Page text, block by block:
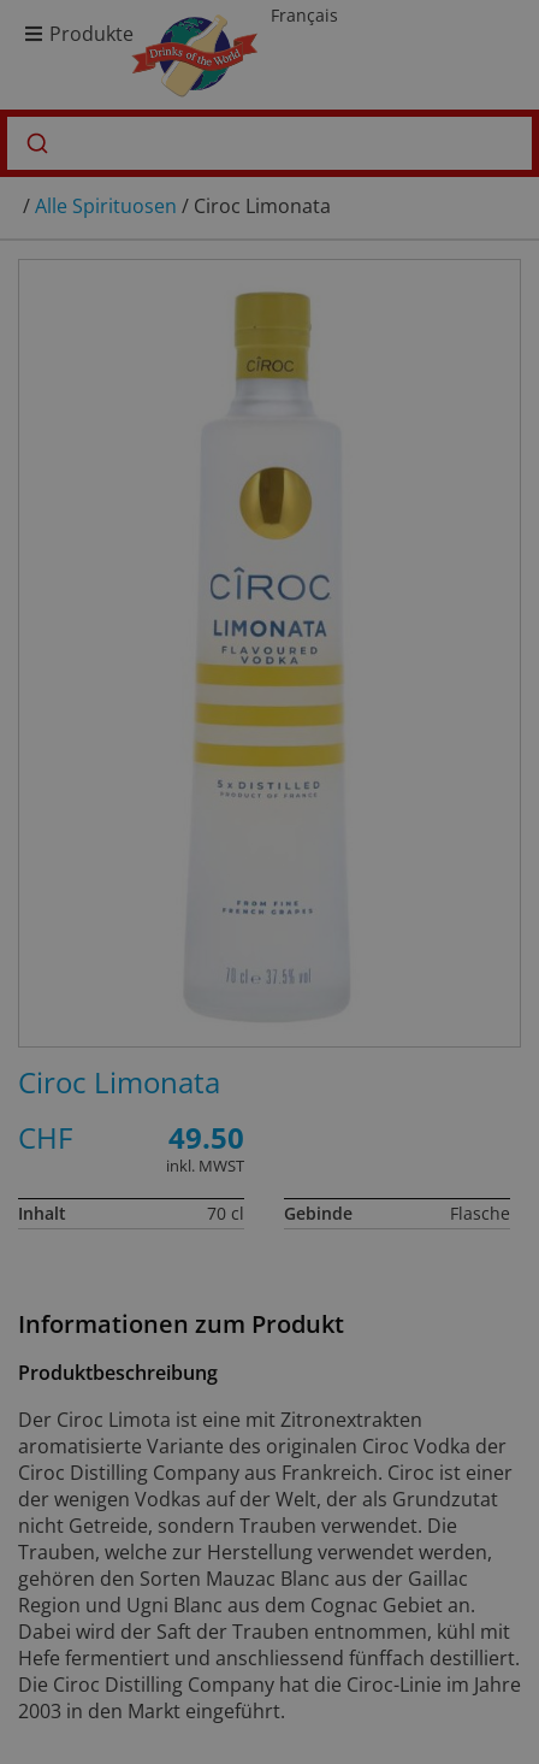
Produkte
Français
/Alle Spirituosen / Ciroc Limonata
Informationen zum Produkt
Produktbeschreibung
Der Ciroc Limota ist eine mit Zitronextrakten
aromatisierte Variante des originalen Ciroc Vodka der
Ciroc Distilling Company aus Frankreich. Ciroc ist einer
der wenigen Vodkas auf der Welt, der als Grundzutat
nicht Getreide, sondern Trauben verwendet. Die
Trauben, welche zur Herstellung verwendet werden,
gehören den Sorten Mauzac Blanc aus der Gaillac
Region und Ugni Blanc aus dem Cognac Gebiet an.
Dabei wird der Saft der Trauben entnommen, kühl mit
Hefe fermentiert und anschliessend fünffach destilliert.
Die Ciroc Distilling Company hat die Ciroc-Linie im Jahre
2003 in den Markt eingeführt.
Ciroc Limonata
CHF
49.50
inkl. MWST
Inhalt 70 cl Gebinde Flasche